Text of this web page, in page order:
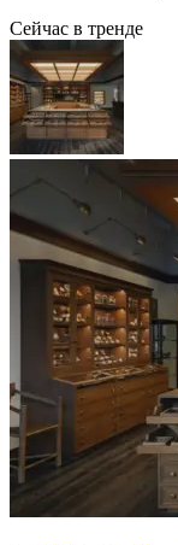
Сейчас в тренде